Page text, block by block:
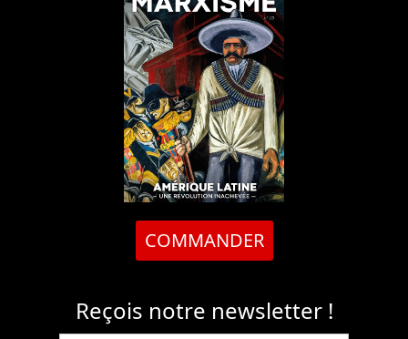
COMMANDER
Reçois notre newsletter !